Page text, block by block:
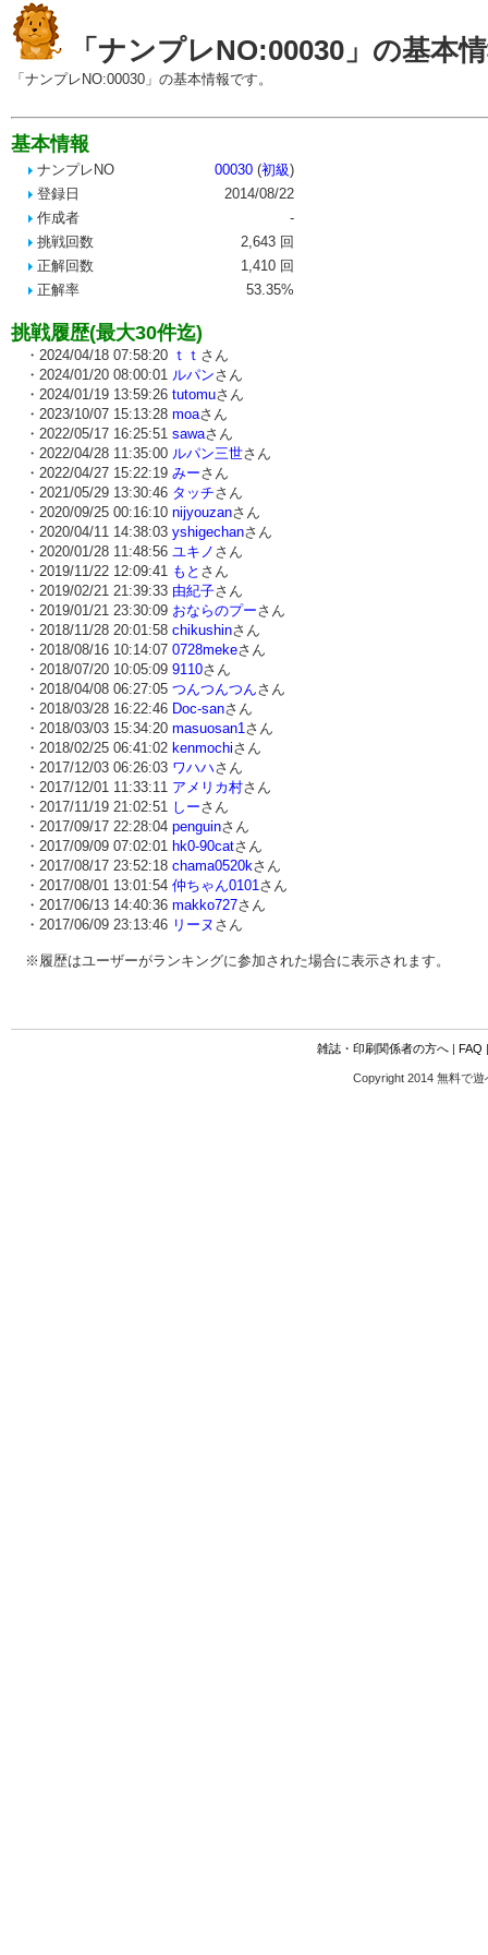
「ナンプレNO:00030」の基本
「ナンプレNO:00030」の基本情報です。
基本情報
ナンプレNO 00030 (初級)
登録日
2014/08/22
作成者
-
挑戦回数
2,643 回
正解回数
1,410 回
正解率
53.35%
挑戦履歴(最大30件迄)
・2024/04/18 07:58:20 ｔｔ さん
・2024/01/20 08:00:01 ルパンさん
・2024/01/19 13:59:26 tutomuさん
・2023/10/07 15:13:28 moaさん
・2022/05/17 16:25:51 sawaさん
・2022/04/28 11:35:00 ルパン三世さん
・2022/04/27 15:22:19 みーさん
・2021/05/29 13:30:46 タッチさん
・2020/09/25 00:16:10 nijyouzanさん
・2020/04/11 14:38:03 yshigechanさん
・2020/01/28 11:48:56 ユキノ さん
・2019/11/22 12:09:41 もと さん
・2019/02/21 21:39:33 由紀子さん
・2019/01/21 23:30:09 おならのプーさん
・2018/11/28 20:01:58 chikushinさん
・2018/08/16 10:14:07 0728mekeさん
・2018/07/20 10:05:09 9110さん
・2018/04/08 06:27:05 つんつんつんさん
・2018/03/28 16:22:46 Doc-sanさん
・2018/03/03 15:34:20 masuosan1さん
・2018/02/25 06:41:02 kenmochiさん
・2017/12/03 06:26:03 ワハハさん
・2017/12/01 11:33:11 アメリカ村さん
・2017/11/19 21:02:51 しーさん
・2017/09/17 22:28:04 penguinさん
・2017/09/09 07:02:01 hk0-90catさん
・2017/08/17 23:52:18 chama0520kさん
・2017/08/01 13:01:54 仲ちゃん0101さん
・2017/06/13 14:40:36 makko727さん
・2017/06/09 23:13:46 リーヌ さん
※履歴はユーザーがランキングに参加された場合に表示されます。
雑誌・印刷関係者の方へ| FAQ
Copyright 2014 無料で